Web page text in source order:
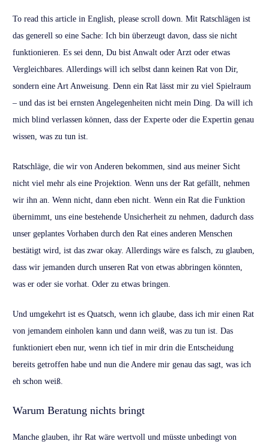
To read this article in English, please scroll down. Mit Ratschlägen ist
das generell so eine Sache: Ich bin überzeugt davon, dass sie nicht
funktionieren. Es sei denn, Du bist Anwalt oder Arzt oder etwas
Vergleichbares. Allerdings will ich selbst dann keinen Rat von Dir,
sondern eine Art Anweisung. Denn ein Rat lässt mir zu viel Spielraum
– und das ist bei ernsten Angelegenheiten nicht mein Ding. Da will ich
mich blind verlassen können, dass der Experte oder die Expertin genau
wissen, was zu tun ist.
Ratschläge, die wir von Anderen bekommen, sind aus meiner Sicht
nicht viel mehr als eine Projektion. Wenn uns der Rat gefällt, nehmen
wir ihn an. Wenn nicht, dann eben nicht. Wenn ein Rat die Funktion
übernimmt, uns eine bestehende Unsicherheit zu nehmen, dadurch dass
unser geplantes Vorhaben durch den Rat eines anderen Menschen
bestätigt wird, ist das zwar okay. Allerdings wäre es falsch, zu glauben,
dass wir jemanden durch unseren Rat von etwas abbringen könnten,
was er oder sie vorhat. Oder zu etwas bringen.
Und umgekehrt ist es Quatsch, wenn ich glaube, dass ich mir einen Rat
von jemandem einholen kann und dann weiß, was zu tun ist. Das
funktioniert eben nur, wenn ich tief in mir drin die Entscheidung
bereits getroffen habe und nun die Andere mir genau das sagt, was ich
eh schon weiß.
Warum Beratung nichts bringt
Manche glauben, ihr Rat wäre wertvoll und müsste unbedingt von